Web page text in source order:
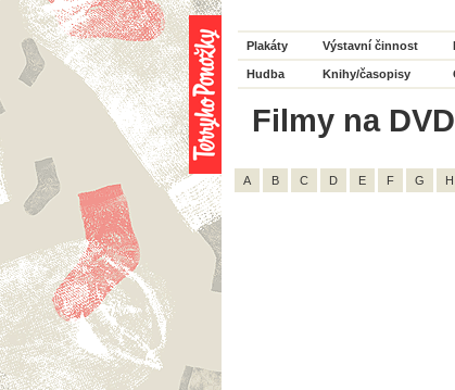
Plakáty Výstavní činnost
Hudba Knihy/časopisy
Filmy na
A B C D E F G H